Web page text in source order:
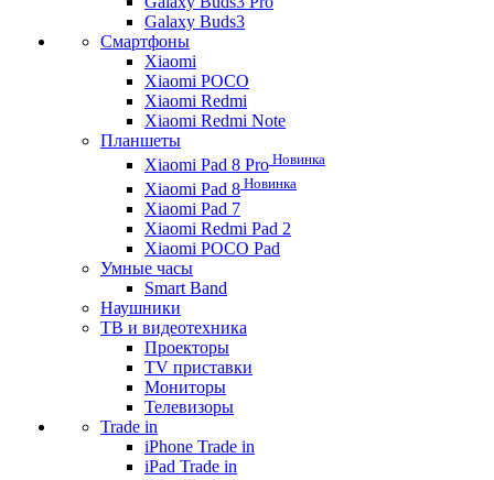
Galaxy Buds3
Смартфоны
Xiaomi
Xiaomi POCO
Xiaomi Redmi
Xiaomi Redmi Note
Планшеты
Xiaomi Pad 8 Pro Новинка
Xiaomi Pad 8 Новинка
Xiaomi Pad 7
Xiaomi Redmi Pad 2
Xiaomi POCO Pad
Умные часы
Smart Band
Наушники
ТВ и видеотехника
Проекторы
TV приставки
Мониторы
Телевизоры
Trade in
iPhone Trade in
iPad Trade in